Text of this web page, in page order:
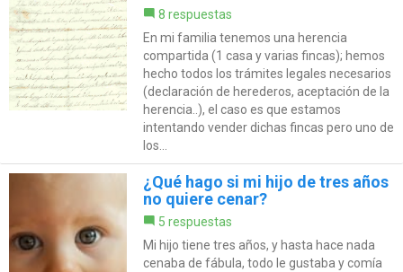
8 respuestas
En mi familia tenemos una herencia
compartida (1 casa y varias fincas); hemos
hecho todos los trámites legales necesarios
(declaración de herederos, aceptación de la
herencia..), el caso es que estamos
intentando vender dichas fincas pero uno de
los...
¿Qué hago si mi hijo de tres años
no quiere cenar?
5 respuestas
Mi hijo tiene tres años, y hasta hace nada
cenaba de fábula, todo le gustaba y comía